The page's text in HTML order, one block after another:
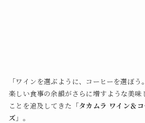
「ワインを選ぶように、コーヒーを選ぼう
楽しい食事の余韻がさらに増すような美味
ことを追及してきた 「タカムラ ワイン＆
ズ」 。